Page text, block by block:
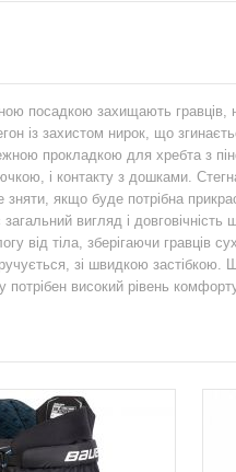
посадкою захищають
із захистом нирок, що
прокладкою для хребта з
і контакту з дошками.
якщо буде потрібна
вигляд і довговічність
від тіла, зберігаючи гравців
зі швидкою застібкою.
високий рівень